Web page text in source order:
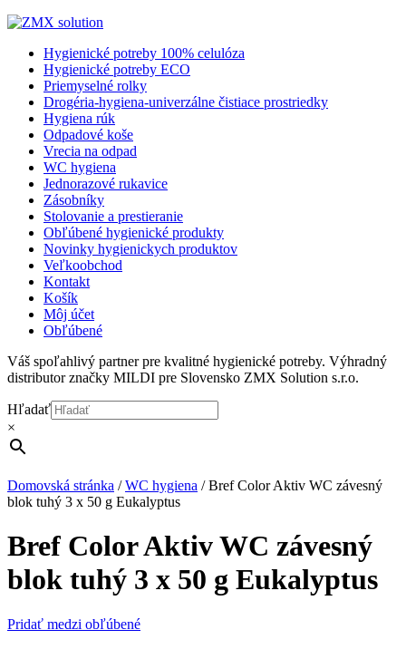
Hygienické potreby 100% celulóza
Hygienické potreby ECO
Priemyselné rolky
Drogéria-hygiena-univerzálne čistiace prostriedky
Hygiena rúk
Odpadové koše
Vrecia na odpad
WC hygiena
Jednorazové rukavice
Zásobníky
Stolovanie a prestieranie
Obľúbené hygienické produkty
Novinky hygienickych produktov
Veľkoobchod
Kontakt
Košík
Môj účet
Obľúbené
Váš spoľahlivý partner pre kvalitné hygienické potreby. Výhradný
distributor značky MILDI pre Slovensko ZMX Solution s.r.o.
Hľadať
×
Domovská stránka /WC hygiena /Bref Color Aktiv WC závesný
blok tuhý 3 x 50 g Eukalyptus
Bref Color Aktiv WC závesný
blok tuhý 3 x 50 g Eukalyptus
Pridať medzi obľúbené